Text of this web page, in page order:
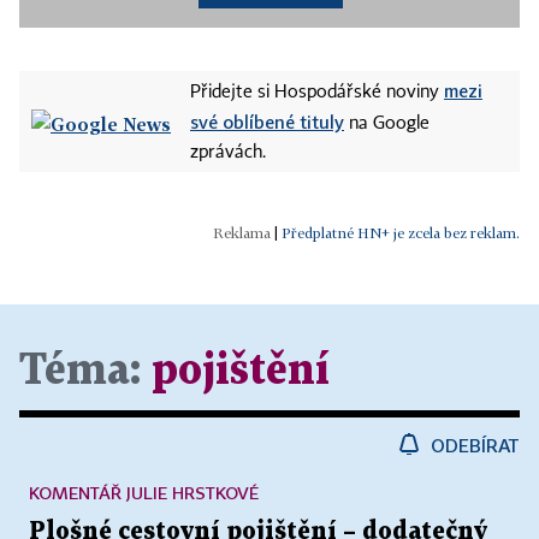
Přidejte si Hospodářské noviny mezi
své oblíbené tituly na Google
zprávách.
Předplatné HN+ je zcela bez reklam.
Téma: pojištění
ODEBÍRAT
Plošné cestovní pojištění – dodatečný
KOMENTÁŘ JULIE HRSTKOVÉ